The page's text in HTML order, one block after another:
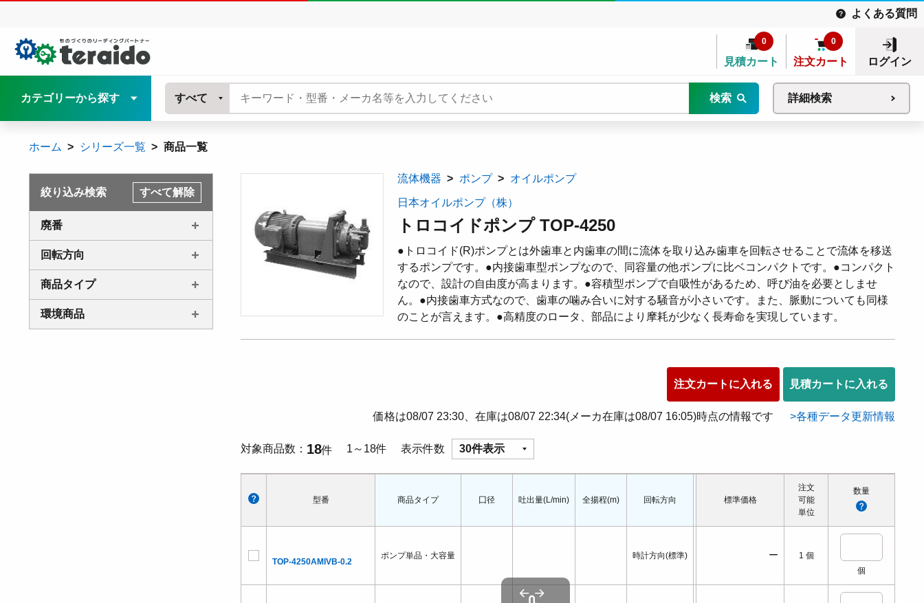
よくある質問
見積カート
0
注文カート
0
ログイン
カテゴリーから探す すべて 検索 詳細検索
ホーム シリーズ一覧 商品一覧
絞り込み検索 すべて解除
廃番
回転方向
商品タイプ
環境商品
流体機器 ポンプ オイルポンプ
日本オイルポンプ（株）
トロコイドポンプ TOP-4250
●トロコイド(R)ポンプとは外歯車と内歯車の間に流体を取り込み歯車を回転させることで流体を移送
するポンプです。●内接歯車型ポンプなので、同容量の他ポンプに比ベコンパクトです。●コンパクト
なので、設計の自由度が高まります。●容積型ポンプで自吸性があるため、呼び油を必要としませ
ん。●内接歯車方式なので、歯車の噛み合いに対する騒音が小さいです。また、脈動についても同様
のことが言えます。●高精度のロータ、部品により摩耗が少なく長寿命を実現しています。
注文カートに入れる 見積カートに入れる
価格は08/07 23:30、在庫は08/07 22:34(メーカ在庫は08/07 16:05)時点の情報です 各種データ更新情報
対象商品数 18件 1～18件 表示件数 30件表示
型番
TOP-4250AMIVB-0.2
商品タイプ 囗径 吐出量(L/min) 全揚程(m) 回転方向 リリーフバルブ 使用可能粘度 使用可能温度(℃)
ポンプ単品・大容量 時計方向(標準)
標準価格
注文
可能
単位
数量
ー 1 個
個